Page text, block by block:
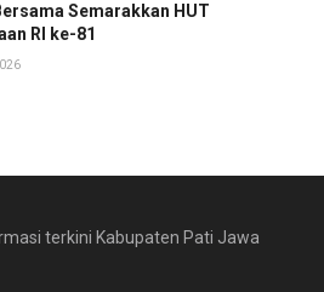
Semarakkan HUT
RI ke-81
terkini Kabupaten Pati Jawa